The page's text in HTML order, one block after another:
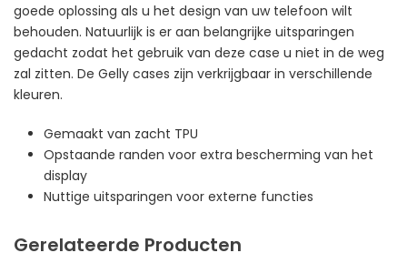
goede oplossing als u het design van uw telefoon wilt
behouden. Natuurlijk is er aan belangrijke uitsparingen
gedacht zodat het gebruik van deze case u niet in de weg
zal zitten. De Gelly cases zijn verkrijgbaar in verschillende
kleuren.
Gemaakt van zacht TPU
Opstaande randen voor extra bescherming van het
display
Nuttige uitsparingen voor externe functies
Gerelateerde Producten